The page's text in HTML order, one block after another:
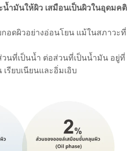
ำมันให้ผิว เสมือนเป็นผิวในอุดมคติ
อดผิวอย่างอ่อนโยน แม้ในสภาวะที่
นที่เป็นน้ำ ต่อส่วนที่เป็นน้ำมัน อยู่ที่
รียบเนียนและอิ่มเอิบ